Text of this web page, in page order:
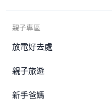
親子專區
放電好去處
親子旅遊
新手爸媽